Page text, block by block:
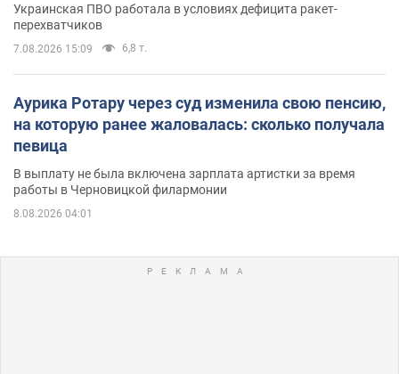
Украинская ПВО работала в условиях дефицита ракет-
перехватчиков
7.08.2026 15:09 6,8 т.
Аурика Ротару через суд изменила свою пенсию,
на которую ранее жаловалась: сколько получала
певица
В выплату не была включена зарплата артистки за время
работы в Черновицкой филармонии
8.08.2026 04:01